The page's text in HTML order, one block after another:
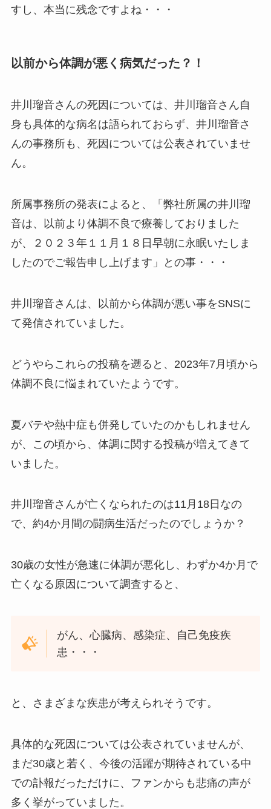
すし、本当に残念ですよね・・・
以前から体調が悪く病気だった？！
井川瑠音さんの死因については、井川瑠音さん自
身も具体的な病名は語られておらず、井川瑠音さ
んの事務所も、死因については公表されていませ
ん。
所属事務所の発表によると、「弊社所属の井川瑠
音は、以前より体調不良で療養しておりました
が、２０２３年１１月１８日早朝に永眠いたしま
したのでご報告申し上げます」との事・・・
井川瑠音さんは、以前から体調が悪い事をSNSに
て発信されていました。
どうやらこれらの投稿を遡ると、2023年7月頃から
体調不良に悩まれていたようです。
夏バテや熱中症も併発していたのかもしれません
が、この頃から、体調に関する投稿が増えてきて
いました。
井川瑠音さんが亡くなられたのは11月18日なの
で、約4か月間の闘病生活だったのでしょうか？
30歳の女性が急速に体調が悪化し、わずか4か月で
亡くなる原因について調査すると、
がん、心臓病、感染症、自己免疫疾
患・・・
と、さまざまな疾患が考えられそうです。
具体的な死因については公表されていませんが、
まだ30歳と若く、今後の活躍が期待されている中
での訃報だっただけに、ファンからも悲痛の声が
多く挙がっていました。